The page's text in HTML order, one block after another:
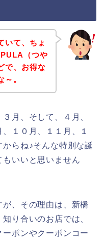
いて、ちょ
（つや
で、お得な
。
月、そして、４月、
１０月、１１月、１
らね♪そんな特別な誕
いいと思いません
、その理由は、新橋
り合いのお店では、
ポンやクーポンコー